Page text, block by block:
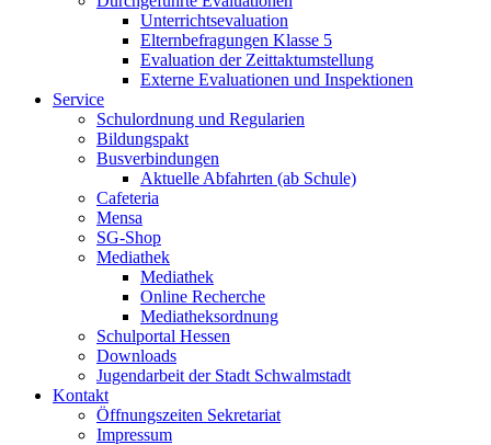
Unterrichtsevaluation
Elternbefragungen Klasse 5
Evaluation der Zeittaktumstellung
Externe Evaluationen und Inspektionen
Service
Schulordnung und Regularien
Bildungspakt
Busverbindungen
Aktuelle Abfahrten (ab Schule)
Cafeteria
Mensa
SG-Shop
Mediathek
Mediathek
Online Recherche
Mediatheksordnung
Schulportal Hessen
Downloads
Jugendarbeit der Stadt Schwalmstadt
Kontakt
Öffnungszeiten Sekretariat
Impressum